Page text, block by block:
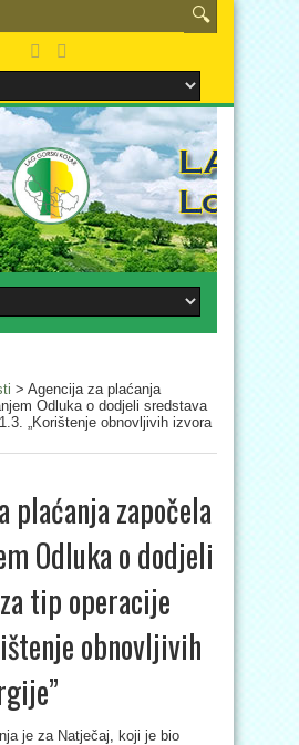
> Agencija za plaćanja
Odluka o dodjeli sredstava
„Korištenje obnovljivih izvora
plaćanja započela
Odluka o dodjeli
tip operacije
obnovljivih
je za Natječaj, koji je bio